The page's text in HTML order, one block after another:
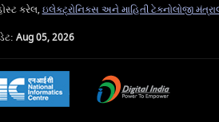
કરેલ, ઇલેક્ટ્રોનિક્સ અને માહિતી ટેકનોલોજી
Aug 05, 2026